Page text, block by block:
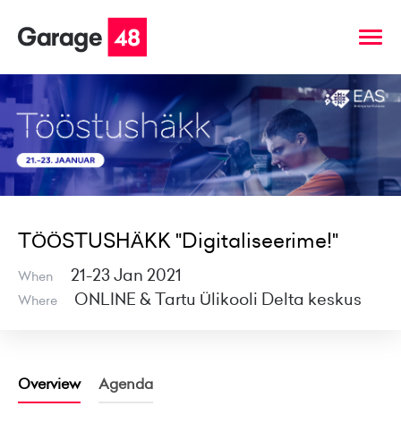
TÖÖSTUSHÄKK "Digitaliseerime!"
When 21-23 Jan 2021
Where ONLINE & Tartu Ülikooli Delta keskus
Overview Agenda